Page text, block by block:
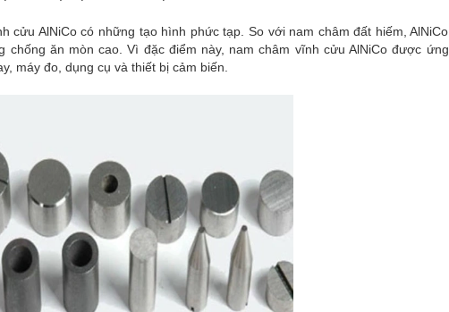
cửu AlNiCo có những tạo hình phức tạp. So với nam châm đất hiếm, AlNiCo
ăn mòn cao. Vì đặc điểm này, nam châm vĩnh cửu AlNiCo được ứng
máy đo, dụng cụ và thiết bị cảm biến.